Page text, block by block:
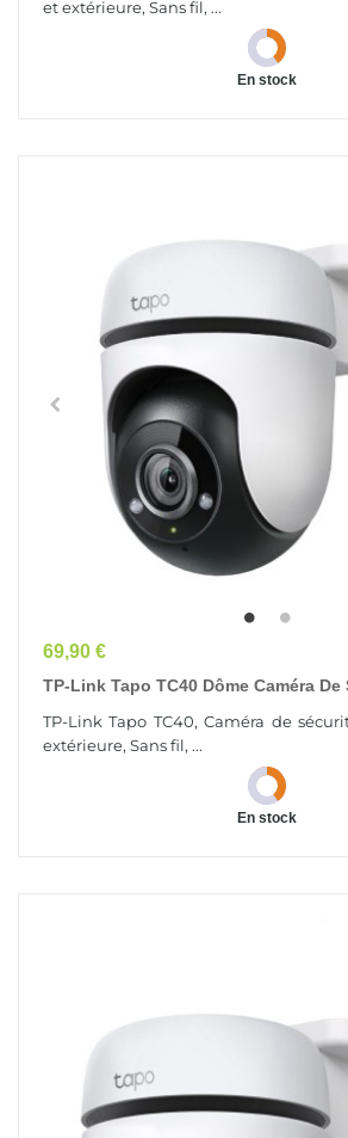
et extérieure, Sans fil, ...
En stock
Prix
69,90 €
TP-Link Tapo TC40 Dôme Caméra De
TP-Link Tapo TC40, Caméra de
extérieure, Sans fil, ...
En stock